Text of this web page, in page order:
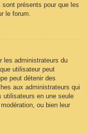
présents pour que les
le forum.
les administrateurs du
utilisateur peut
peut détenir des
aux administrateurs qui
utilisateurs en une seule
ou bien leur